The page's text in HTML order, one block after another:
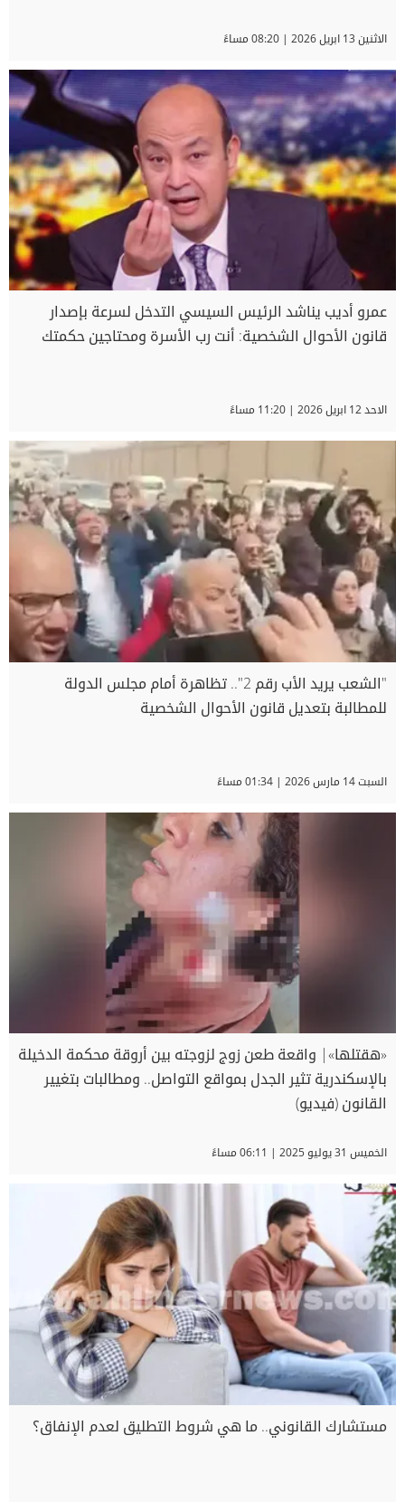
الاثنين 13 ابريل 2026 | 08:20 مساءً
عمرو أديب يناشد الرئيس السيسي التدخل لسرعة بإصدار
قانون الأحوال الشخصية: أنت رب الأسرة ومحتاجين حكمتك
الاحد 12 ابريل 2026 | 11:20 مساءً
"الشعب يريد الأب رقم 2".. تظاهرة أمام مجلس الدولة
للمطالبة بتعديل قانون الأحوال الشخصية
السبت 14 مارس 2026 | 01:34 مساءً
«هقتلها»| واقعة طعن زوج لزوجته بين أروقة محكمة الدخيلة
بالإسكندرية تثير الجدل بمواقع التواصل.. ومطالبات بتغيير
القانون (فيديو)
الخميس 31 يوليو 2025 | 06:11 مساءً
مستشارك القانوني.. ما هي شروط التطليق لعدم الإنفاق؟